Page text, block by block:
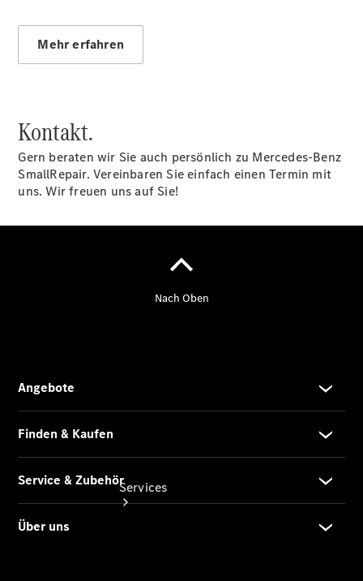
Citan
Tourer
eCitan
Tourer -
Digitale
Services
Mehr erfahren
Kontakt.
Gern beraten wir Sie auch persönlich zu Mercedes-Benz
SmallRepair. Vereinbaren Sie einfach einen Termin mit
uns. Wir freuen uns auf Sie!